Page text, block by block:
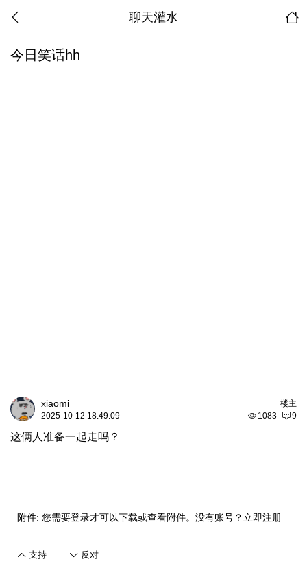
聊天灌水
今日笑话hh
楼主
xiaomi
1083 9
2025-10-12 18:49:09
这俩人准备一起走吗？
附件: 您需要登录才可以下载或查看附件。没有账号？ 立即注册
支持 反对